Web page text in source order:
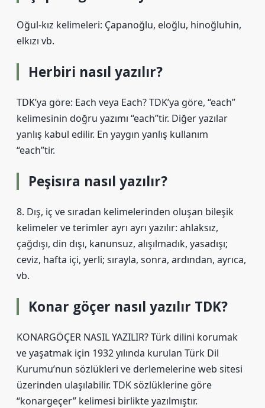
Oğul-kız kelimeleri: Çapanoğlu, eloğlu, hinoğluhin,
elkızı vb.
Herbiri nasıl yazılır?
TDK’ya göre: Each veya Each? TDK’ya göre, “each”
kelimesinin doğru yazımı “each”tir. Diğer yazılar
yanlış kabul edilir. En yaygın yanlış kullanım
“each”tir.
Peşisıra nasıl yazılır?
8. Dış, iç ve sıradan kelimelerinden oluşan bileşik
kelimeler ve terimler ayrı ayrı yazılır: ahlaksız,
çağdışı, din dışı, kanunsuz, alışılmadık, yasadışı;
ceviz, hafta içi, yerli; sırayla, sonra, ardından, ayrıca,
vb.
Konar göçer nasıl yazılır TDK?
KONARGÖÇER NASIL YAZILIR? Türk dilini korumak
ve yaşatmak için 1932 yılında kurulan Türk Dil
Kurumu’nun sözlükleri ve derlemelerine web sitesi
üzerinden ulaşılabilir. TDK sözlüklerine göre
“konargeçer” kelimesi birlikte yazılmıştır.